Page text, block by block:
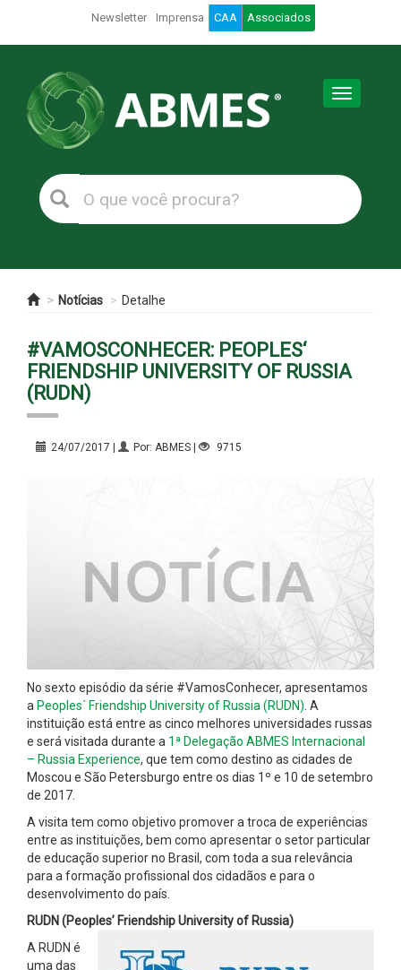
Newsletter Imprensa CAA Associados
Toggle
Notícias Detalhe
#VAMOSCONHECER: PEOPLES‘
FRIENDSHIP UNIVERSITY OF RUSSIA
(RUDN)
24/07/2017 | Por: ABMES | 9715
No sexto episódio da série #VamosConhecer, apresentamos
a Peoples´ Friendship University of Russia (RUDN) . A
instituição está entre as cinco melhores universidades russas
e será visitada durante a 1ª Delegação ABMES Internacional
– Russia Experience, que tem como destino as cidades de
Moscou e São Petersburgo entre os dias 1º e 10 de setembro
de 2017.
A visita tem como objetivo promover a troca de experiências
entre as instituições, bem como apresentar o setor particular
de educação superior no Brasil, com toda a sua relevância
para a formação profissional dos cidadãos e para o
desenvolvimento do país.
RUDN (Peoples’ FriendshipUniversity of Russia)
A RUDN é
uma das